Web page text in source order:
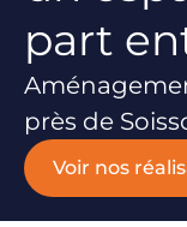
près de
part
Voir nos